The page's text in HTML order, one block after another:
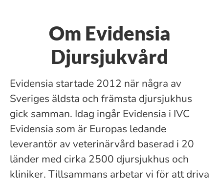
Om Evidensia
Djursjukvård
Evidensia startade 2012 när några av
Sveriges äldsta och främsta djursjukhus
gick samman. Idag ingår Evidensia i IVC
Evidensia som är Europas ledande
leverantör av veterinärvård baserad i 20
länder med cirka 2500 djursjukhus och
kliniker. Tillsammans arbetar vi för att driva